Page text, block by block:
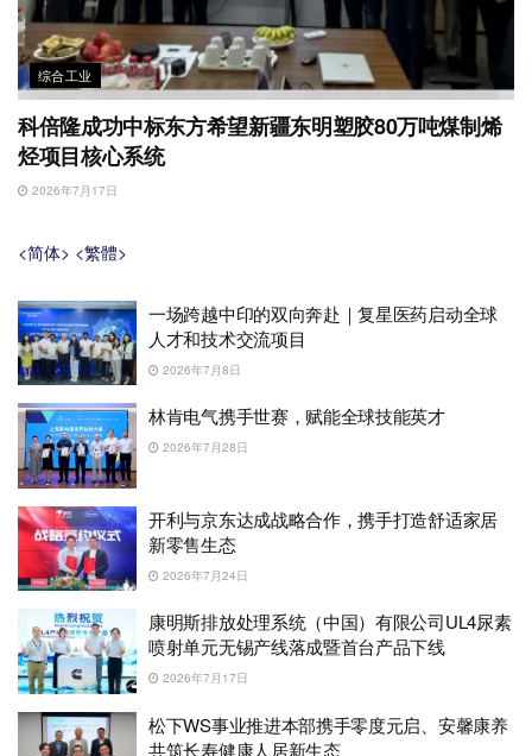
综合工业
科倍隆成功中标东方希望新疆东明塑胶80万吨煤制烯
烃项目核心系统
2026年7月17日
<简体> <繁體>
一场跨越中印的双向奔赴｜复星医药启动全球
人才和技术交流项目
2026年7月8日
林肯电气携手世赛，赋能全球技能英才
2026年7月28日
开利与京东达成战略合作，携手打造舒适家居
新零售生态
2026年7月24日
康明斯排放处理系统（中国）有限公司UL4尿素
喷射单元无锡产线落成暨首台产品下线
2026年7月17日
松下WS事业推进本部携手零度元启、安馨康养
共筑长寿健康人居新生态